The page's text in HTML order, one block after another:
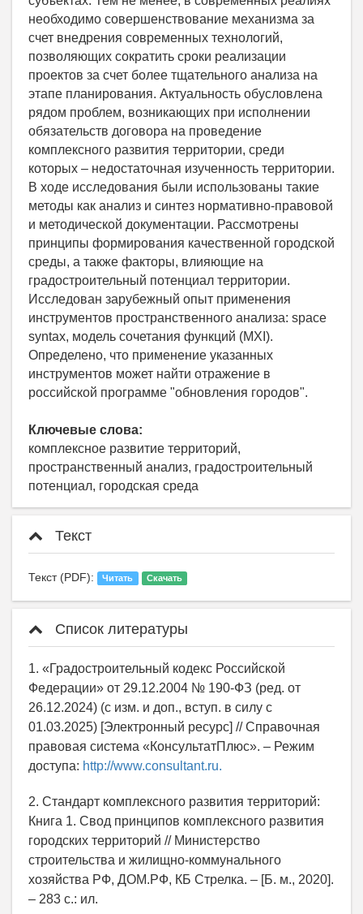
необходимо совершенствование механизма за
счет внедрения современных технологий,
позволяющих сократить сроки реализации
проектов за счет более тщательного анализа на
этапе планирования. Актуальность обусловлена
рядом проблем, возникающих при исполнении
обязательств договора на проведение
комплексного развития территории, среди
которых – недостаточная изученность территории.
В ходе исследования были использованы такие
методы как анализ и синтез нормативно-правовой
и методической документации. Рассмотрены
принципы формирования качественной городской
среды, а также факторы, влияющие на
градостроительный потенциал территории.
Исследован зарубежный опыт применения
инструментов пространственного анализа: space
syntax, модель сочетания функций (MXI).
Определено, что применение указанных
инструментов может найти отражение в
российской программе "обновления городов".
Ключевые слова:
комплексное развитие территорий,
пространственный анализ, градостроительный
потенциал, городская среда
Текст
Текст (PDF): Читать Скачать
Список литературы
1. «Градостроительный кодекс Российской
Федерации» от 29.12.2004 № 190-ФЗ (ред. от
26.12.2024) (с изм. и доп., вступ. в силу с
01.03.2025) [Электронный ресурс] // Справочная
правовая система «КонсультатПлюс». – Режим
доступа: http://www.consultant.ru.
2. Стандарт комплексного развития территорий:
Книга 1. Свод принципов комплексного развития
городских территорий // Министерство
строительства и жилищно-коммунального
хозяйства РФ, ДОМ.РФ, КБ Стрелка. – [Б. м., 2020].
– 283 с.: ил.